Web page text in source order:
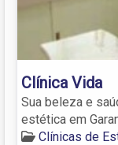
Clínica Vida
Sua beleza e
estética em
Clínicas de